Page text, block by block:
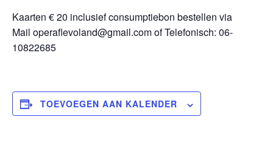
Kaarten € 20 inclusief consumptiebon bestellen via
Mail operaflevoland@gmail.com of Telefonisch: 06-
10822685
TOEVOEGEN AAN KALENDER